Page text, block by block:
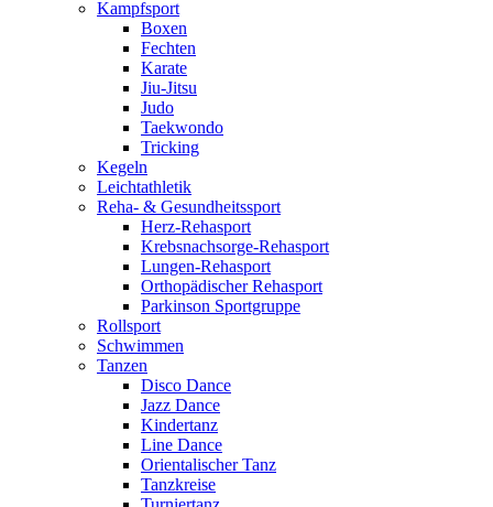
Kampfsport
Boxen
Fechten
Karate
Jiu-Jitsu
Judo
Taekwondo
Tricking
Kegeln
Leichtathletik
Reha- & Gesundheitssport
Herz-Rehasport
Krebsnachsorge-Rehasport
Lungen-Rehasport
Orthopädischer Rehasport
Parkinson Sportgruppe
Rollsport
Schwimmen
Tanzen
Disco Dance
Jazz Dance
Kindertanz
Line Dance
Orientalischer Tanz
Tanzkreise